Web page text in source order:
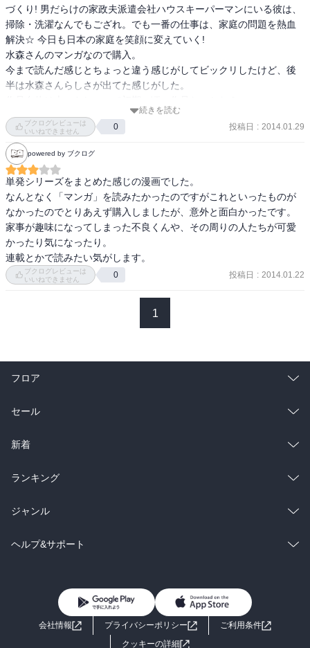
づくり! 男だらけの家政夫派遣会社ハウスキーパーマンにいる彼は、
掃除・洗濯なんでもござれ。でも一番の仕事は、家庭の問題を熱血
解決☆ 今日も日本の家庭を笑顔に変えていく!
水森さんのマンガなので購入。
今まで読んだ感じとちょっと違う感じがしてビックリしたけど、後
半は水森さんらしさが出てた感じがした。
私的には白い落書きの方が好きだったかなぁ。
続きを読む
ブクログレビューは
いいねできません
0 投稿日 : 2014.01.29
powered by ブクログ
単発シリーズをまとめた感じの漫画でした。
なんとなく「マンガ」を読みたかったのですがこれといったものが
なかったのでとりあえず購入しましたが、意外と面白かったです。
家事が趣味になってしまった不良くんや、その周りの人たちが可愛
かったり気になったり。
連載とかで読みたい気がします。
ブクログレビューは
いいねできません
0 投稿日 : 2014.01.22
1
フロア
総合
ラノベ
雑誌・グラビア
BL・TL
セール
総合
ラノベ
雑誌・グラビア
BL・TL
新着
総合
ラノベ
雑誌・グラビア
ランキング
総合
ラノベ
ジャンル
コミック
ライトノベル 男子向けラノベ
小説
ヘルプ&サポート
よくあるご質問 お問い合わせ
会社情報 プライバシーポリシー
ご利用条件
クッキーの詳細